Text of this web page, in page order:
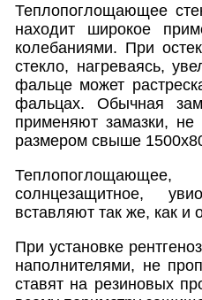
Теплопоглощающее
находит широкое
колебаниями. При
стекло, нагреваясь,
фальце может
фальцах. Обычная
применяют замазки,
размером свыше
солнцезащитное,
вставляют так же, как и
При установке
наполнителями, не
ставят на резиновых